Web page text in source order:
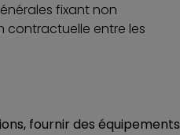
fixant non
contractuelle entre les
fournir des équipements